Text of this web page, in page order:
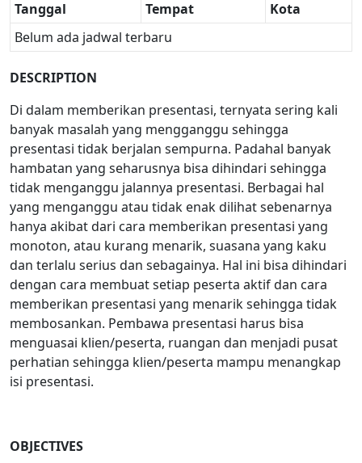
Tanggal Tempat
Kota
Belum ada jadwal terbaru
DESCRIPTION
Di dalam memberikan presentasi, ternyata sering kali
banyak masalah yang mengganggu sehingga
presentasi tidak berjalan sempurna. Padahal banyak
hambatan yang seharusnya bisa dihindari sehingga
tidak menganggu jalannya presentasi. Berbagai hal
yang menganggu atau tidak enak dilihat sebenarnya
hanya akibat dari cara memberikan presentasi yang
monoton, atau kurang menarik, suasana yang kaku
dan terlalu serius dan sebagainya. Hal ini bisa dihindari
dengan cara membuat setiap peserta aktif dan cara
memberikan presentasi yang menarik sehingga tidak
membosankan. Pembawa presentasi harus bisa
menguasai klien/peserta, ruangan dan menjadi pusat
perhatian sehingga klien/peserta mampu menangkap
isi presentasi.
OBJECTIVES